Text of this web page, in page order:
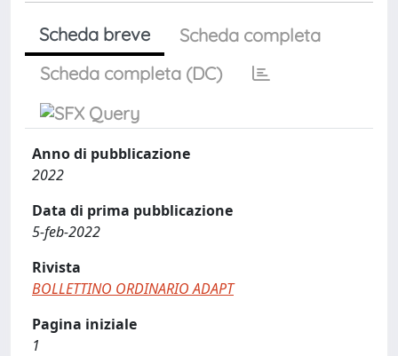
Scheda breve
Scheda completa
Scheda completa (DC)
Anno di pubblicazione
2022
Data di prima pubblicazione
5-feb-2022
Rivista
BOLLETTINO ORDINARIO ADAPT
Pagina iniziale
1